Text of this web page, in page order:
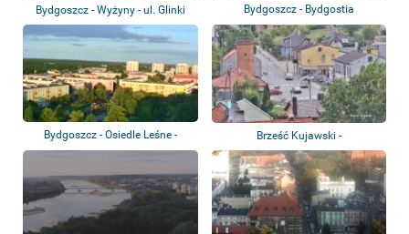
Bydgoszcz - Wyżyny - ul. Glinki Bydgoszcz - Bydgostia
Bydgoszcz - Osiedle Leśne -
Panoramablic...
Brześć Kujawski -
Stadtpanorama